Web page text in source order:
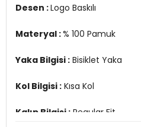
Desen :Logo Baskılı
Materyal :% 100 Pamuk
Yaka Bilgisi : Bisiklet Yaka
Kol Bilgisi : Kısa Kol
Kalıp Bilgisi : Regular Fit